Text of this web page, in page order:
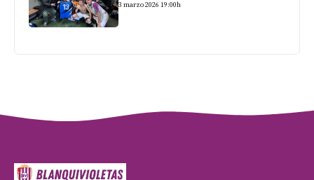
3 marzo 2026 19:00h